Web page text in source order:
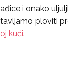
i onako
ploviti
kući.